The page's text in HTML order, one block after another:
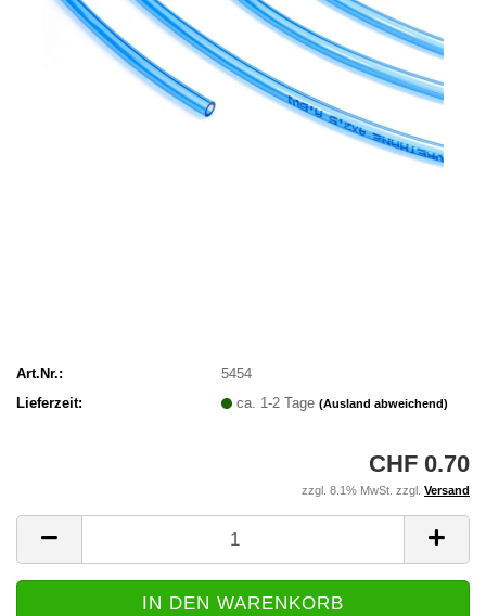
Art.Nr.:
5454
Lieferzeit:
ca. 1-2 Tage(Ausland abweichend)
CHF 0.70
zzgl. 8.1% MwSt. zzgl. Versand